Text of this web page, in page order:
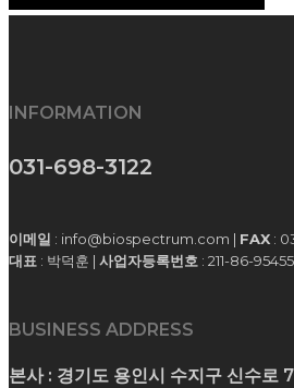
INFORMATION
031-698-3122
이메일 : info@biospectrum.com | FAX :
대표 : 박덕훈 | 사업자등록번호 : 211-86-95455
BUSINESS ADDRESS
본사 : 경기도 용인시 수지구 신수로